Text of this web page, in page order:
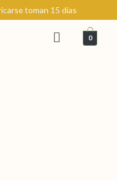
toman 15 días
Menú 0